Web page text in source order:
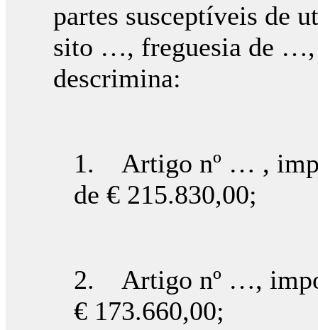
partes susceptíveis de
sito …, freguesia de …,
descrimina:
1. Artigo nº … ,
de € 215.830,00;
2. Artigo nº …,
€ 173.660,00;